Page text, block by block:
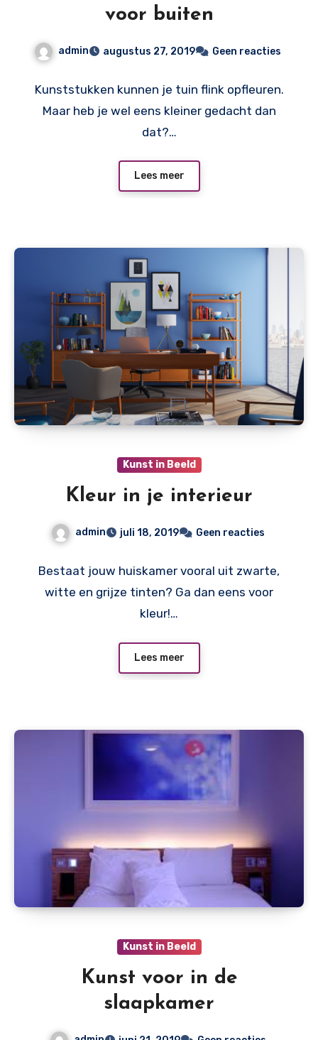
voor buiten
admin augustus 27, 2019 Geen reacties
Kunststukken kunnen je tuin flink opfleuren.
Maar heb je wel eens kleiner gedacht dan
dat?…
Lees meer
Kunst in Beeld
Kleur in je interieur
admin juli 18, 2019 Geen reacties
Bestaat jouw huiskamer vooral uit zwarte,
witte en grijze tinten? Ga dan eens voor
kleur!…
Lees meer
Kunst in Beeld
Kunst voor in de
slaapkamer